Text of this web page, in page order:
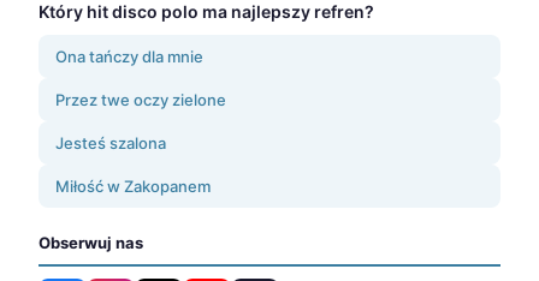
Który hit disco polo ma najlepszy refren?
Ona tańczy dla mnie
Przez twe oczy zielone
Jesteś szalona
Miłość w Zakopanem
Obserwuj nas